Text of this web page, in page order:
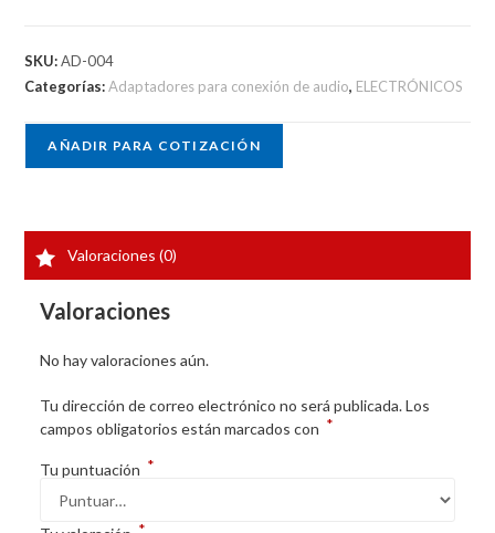
SKU:AD-004
Categorías:Adaptadores para conexión de audio, ELECTRÓNICOS
AÑADIR PARA COTIZACIÓN
Valoraciones (0)
Valoraciones
No hay valoraciones aún.
Tu dirección de correo electrónico no será publicada. Los
campos obligatorios están marcados con *
Tu puntuación *